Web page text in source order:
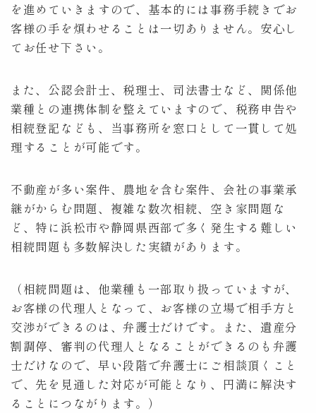
を進めていきますので、基本的には事務手続きでお
客様の手を煩わせることは一切ありません。安心し
てお任せ下さい。
また、公認会計士、税理士、司法書士など、関係他
業種との連携体制を整えていますので、税務申告や
相続登記なども、当事務所を窓口として一貫して処
理することが可能です。
不動産が多い案件、農地を含む案件、会社の事業承
継がからむ問題、複雑な数次相続、空き家問題な
ど、特に浜松市や静岡県西部で多く発生する難しい
相続問題も多数解決した実績があります。
（相続問題は、他業種も一部取り扱っていますが、
お客様の代理人となって、お客様の立場で相手方と
交渉ができるのは、弁護士だけです。また、遺産分
割調停、審判の代理人となることができるのも弁護
士だけなので、早い段階で弁護士にご相談頂くこと
で、先を見通した対応が可能となり、円満に解決す
ることにつながります。）